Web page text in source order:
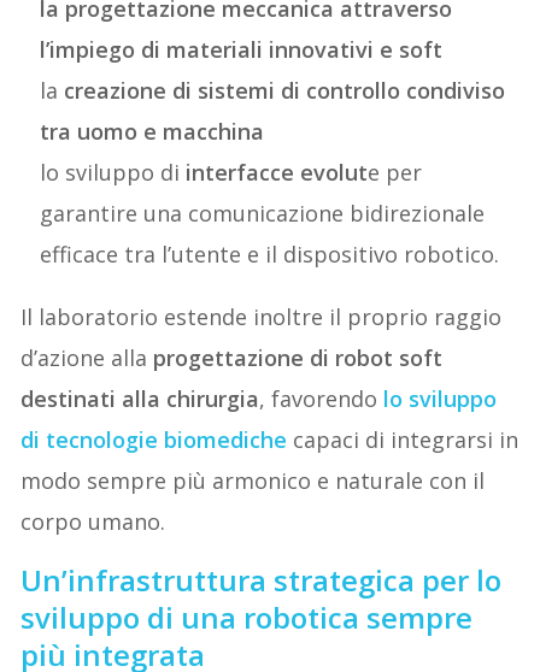
la progettazione meccanica attraverso
l’impiego di materiali innovativi e soft
la creazione di sistemi di controllo condiviso
tra uomo e macchina
lo sviluppo di interfacce evolute per
garantire una comunicazione bidirezionale
efficace tra l’utente e il dispositivo robotico.
Il laboratorio estende inoltre il proprio raggio
d’azione alla progettazione di robot soft
destinati alla chirurgia, favorendo lo sviluppo
di tecnologie biomediche capaci di integrarsi in
modo sempre più armonico e naturale con il
corpo umano.
Un’infrastruttura strategica per lo
sviluppo di una robotica sempre
più integrata